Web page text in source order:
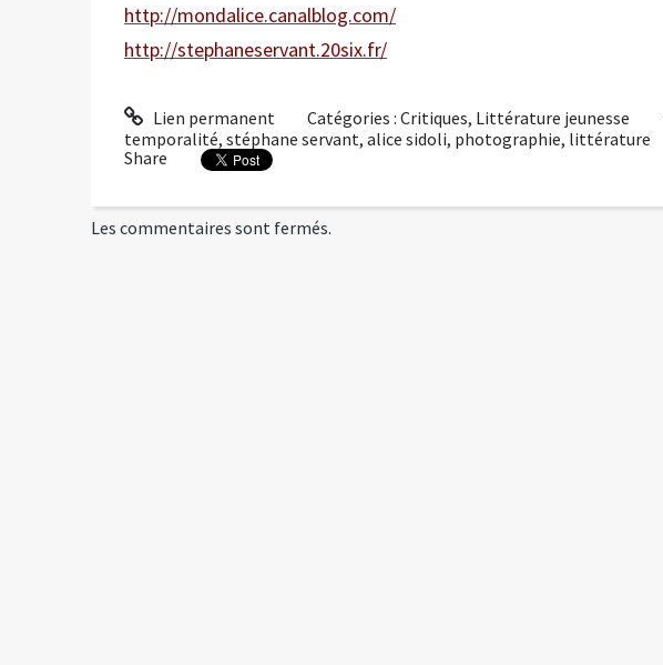
http://mondalice.canalblog.com/
http://stephaneservant.20six.fr/
Lien permanent Catégories :Critiques, Littérature jeunesse
temporalité, stéphane servant, alice sidoli, photographie, littérature
Share
Les commentaires sont fermés.